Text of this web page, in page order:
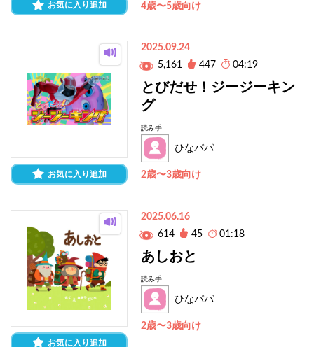
お気に入り追加 4歳〜5歳向け
お気に入り追加
2025.09.24
5,161
447 04:19
とびだせ！ジージーキン
グ
読み手
ひなパパ
2歳〜3歳向け
お気に入り追加
2025.06.16
614
45 01:18
あしおと
読み手
ひなパパ
2歳〜3歳向け